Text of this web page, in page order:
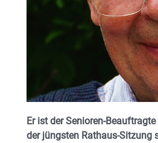
Er ist der Senioren-
der jüngsten Rathaus-Sitzung